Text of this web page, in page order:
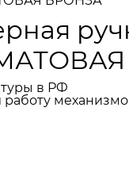
в РФ
работу